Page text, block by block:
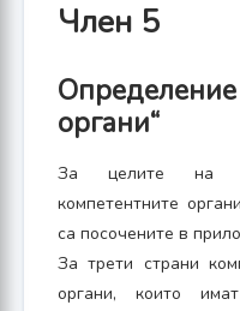
Член 5
органи“
За целите на
компетентните
са посочените в
За трети страни
органи, които